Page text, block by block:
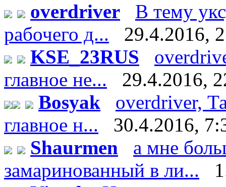
overdriver
В тему
рабочего д...
29.4.2016,
KSE_23RUS
главное не...
29.4.2016,
Bosyak
overdriver,
главное н...
30.4.2016,
Shaurmen
а мне
замаринованный в ли...